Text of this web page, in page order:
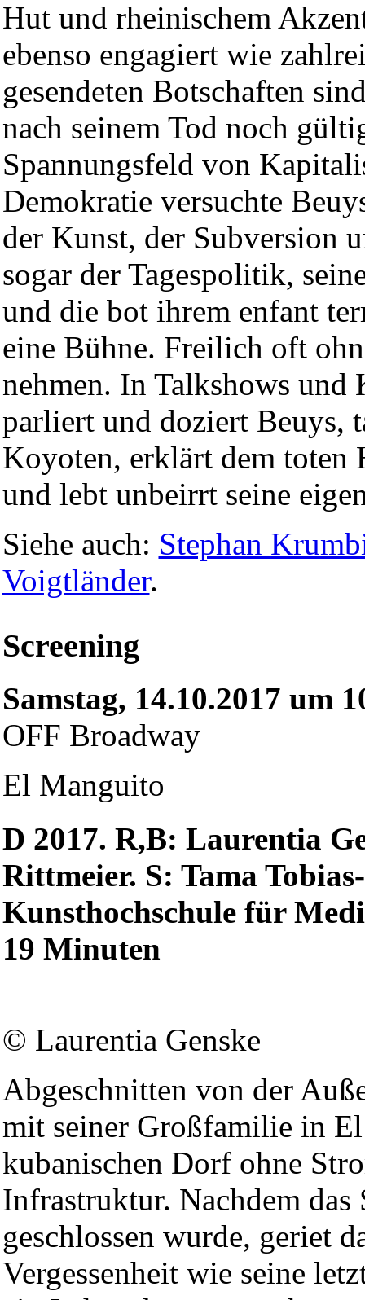
Hut und rheinischem
ebenso engagiert wie
gesendeten Botschaften
nach seinem Tod noch
Spannungsfeld von
Demokratie versuchte
der Kunst, der Subversion
sogar der Tagespolitik,
und die bot ihrem enfant
eine Bühne. Freilich oft
nehmen. In Talkshows und
parliert und doziert Beuys,
Koyoten, erklärt dem toten
und lebt unbeirrt seine
Siehe auch: Stephan
Voigtländer.
Screening
Samstag, 14.10.2017 um
OFF Broadway
El Manguito
D 2017. R,B: Laurentia
Rittmeier. S: Tama
Kunsthochschule für
19 Minuten
© Laurentia Genske
Abgeschnitten von der
mit seiner Großfamilie in
kubanischen Dorf ohne
Infrastruktur. Nachdem das
geschlossen wurde, geriet
Vergessenheit wie seine